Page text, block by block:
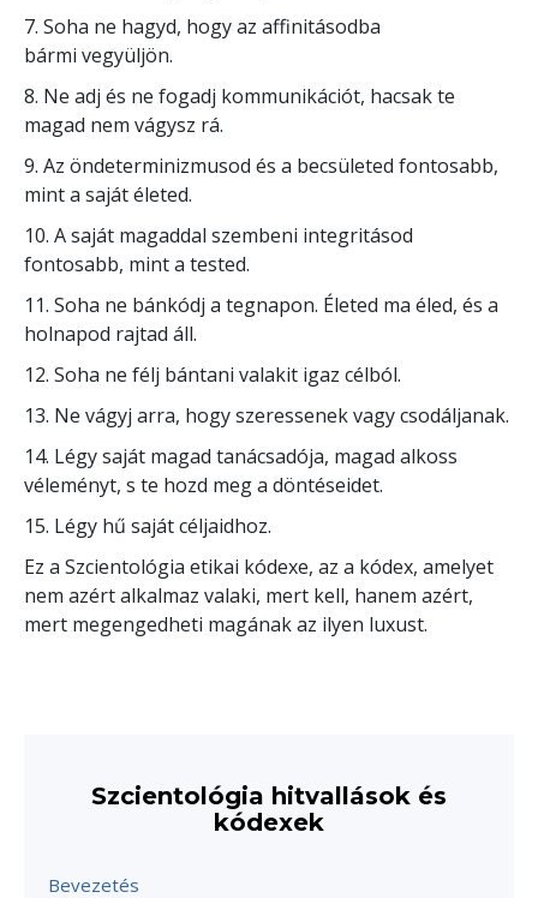
7. Soha ne hagyd, hogy az affinitásodba
bármi vegyüljön.
8. Ne adj és ne fogadj kommunikációt, hacsak te
magad nem vágysz rá.
9. Az öndeterminizmusod és a becsületed fontosabb,
mint a saját életed.
10. A saját magaddal szembeni integritásod
fontosabb, mint a tested.
11. Soha ne bánkódj a tegnapon. Életed ma éled, és a
holnapod rajtad áll.
12. Soha ne félj bántani valakit igaz célból.
13. Ne vágyj arra, hogy szeressenek vagy csodáljanak.
14. Légy saját magad tanácsadója, magad alkoss
véleményt, s te hozd meg a döntéseidet.
15. Légy hű saját céljaidhoz.
Ez a Szcientológia etikai kódexe, az a kódex, amelyet
nem azért alkalmaz valaki, mert kell, hanem azért,
mert megengedheti magának az ilyen luxust.
Szcientológia hitvallások és
kódexek
Bevezetés